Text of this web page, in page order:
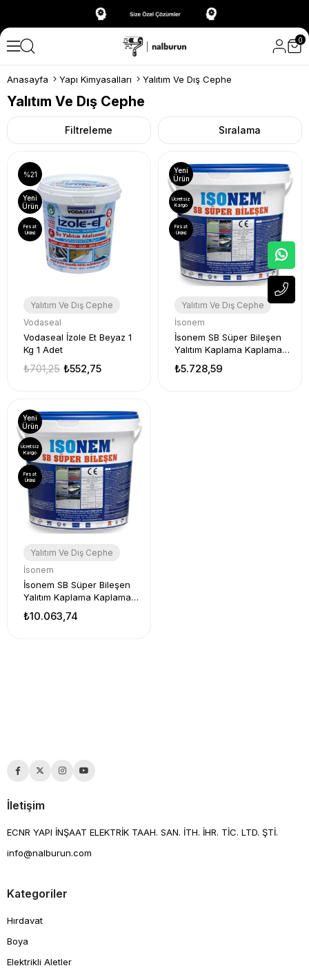
0
Anasayfa Yapı Kimyasalları Yalıtım Ve Dış Cephe
Yalıtım Ve Dış Cephe
Filtreleme Sıralama
Yalıtım Ve Dış Cephe
Vodaseal
Vodaseal İzole Et Beyaz 1
Kg 1 Adet
₺552,75
₺701,25
%21
Yeni
Ürün
Fırsat
Ürünü
Yalıtım Ve Dış Cephe
İsonem
İsonem SB Süper Bileşen
Yalıtım Kaplama Kaplaması
₺5.728,59
Yeni
Ürün
Ücretsiz
Kargo
Fırsat
Ürünü
Yalıtım Ve Dış Cephe
İsonem
İsonem SB Süper Bileşen
Yalıtım Kaplama Kaplaması
₺10.063,74
Yeni
Ürün
Ücretsiz
Kargo
Fırsat
Ürünü
İletişim
ECNR YAPI İNŞAAT ELEKTRİK TAAH. SAN. İTH. İHR. TİC. LTD. ŞTİ.
info@nalburun.com
Kategoriler
Hırdavat
Boya
Elektrikli Aletler